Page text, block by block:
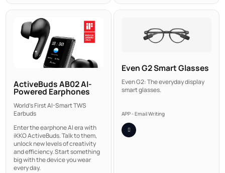
ActiveBuds AB02 AI-
Powered Earphones
World's First AI-Smart TWS
Earbuds
Enter the earphone AI era with
iKKO ActiveBuds. Talk to them,
unlock new levels of creativity
and efficiency. Start something
big with the device you wear
every day.
Even G2 Smart Glasses
Even G2: The everyday display
smart glasses.
APP - Email Writing